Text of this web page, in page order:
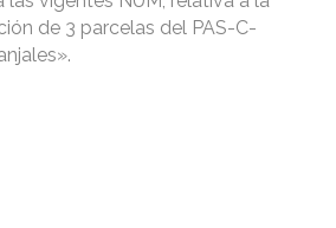
de 3 parcelas del PAS-C-